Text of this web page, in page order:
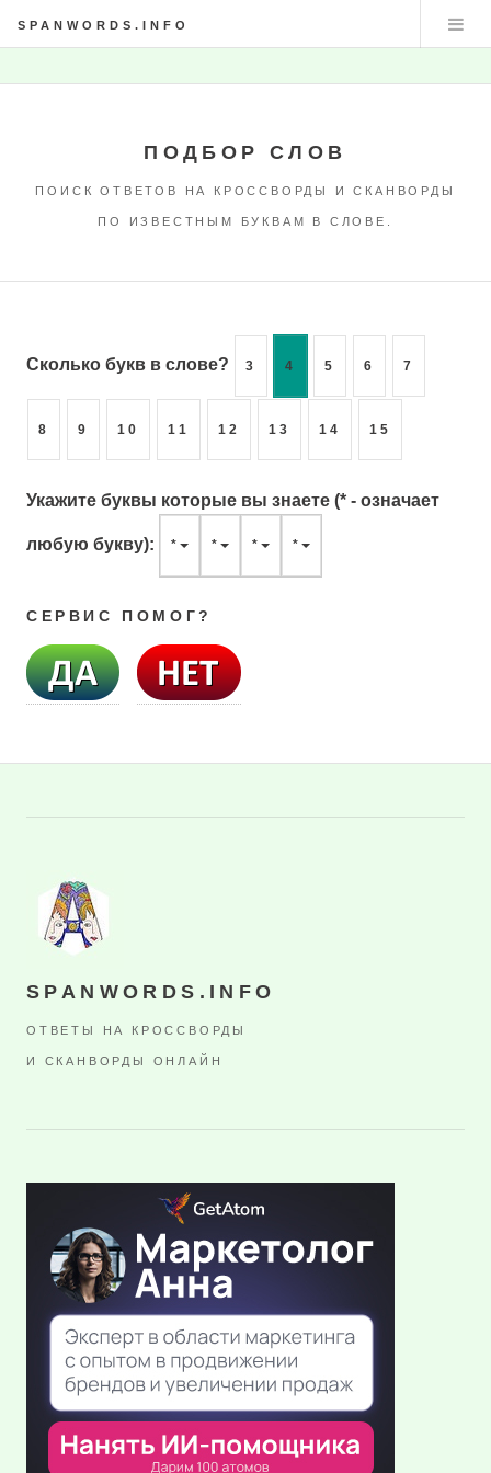
SPANWORDS.INFO
ПОДБОР СЛОВ
ПОИСК ОТВЕТОВ НА КРОССВОРДЫ И СКАНВОРДЫ
ПО ИЗВЕСТНЫМ БУКВАМ В СЛОВЕ.
Сколько букв в слове? 3 4 5 6 7
8 9 10 11 12 13 14 15
Укажите буквы которые вы знаете (* - означает
любую букву): * * * *
СЕРВИС ПОМОГ?
SPANWORDS.INFO
ОТВЕТЫ НА КРОССВОРДЫ
И СКАНВОРДЫ ОНЛАЙН